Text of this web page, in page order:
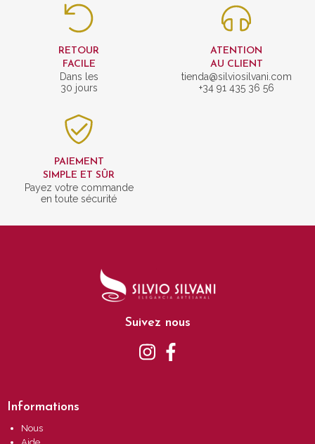
RETOUR
FACILE
Dans les
30 jours
ATENTION
AU CLIENT
tienda@silviosilvani.com
+34 91 435 36 56
PAIEMENT
SIMPLE ET SÛR
Payez votre commande
en toute sécurité
Suivez nous
Informations
Nous
Aide